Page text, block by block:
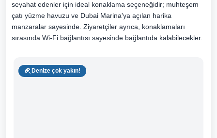
seyahat edenler için ideal konaklama seçeneğidir; muhteşem
çatı yüzme havuzu ve Dubai Marina'ya açılan harika
manzaralar sayesinde. Ziyaretçiler ayrıca, konaklamaları
sırasında Wi-Fi bağlantısı sayesinde bağlantıda kalabilecekler.
Denize çok yakın!